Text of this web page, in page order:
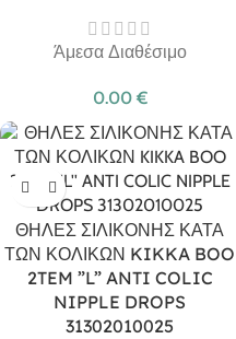
Άμεσα Διαθέσιμο
0.00 €
ΘΗΛΕΣ ΣΙΛΙΚΟΝΗΣ ΚΑΤΑ
ΤΩΝ ΚΟΛΙΚΩΝ KIKKA BOO
2TEM ”L” ANTI COLIC
NIPPLE DROPS
31302010025